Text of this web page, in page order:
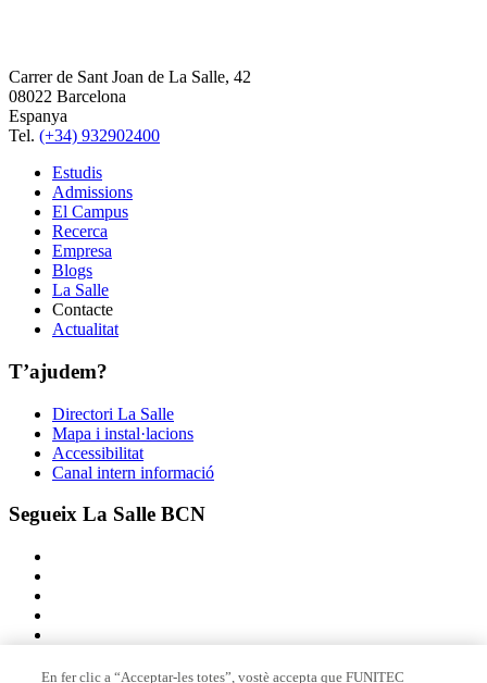
Carrer de Sant Joan de La Salle, 42
08022 Barcelona
Espanya
Tel. (+34) 932902400
Estudis
Admissions
El Campus
Recerca
Empresa
Blogs
La Salle
Contacte
Actualitat
T’ajudem?
Directori La Salle
Mapa i instal·lacions
Accessibilitat
Canal intern informació
Segueix La Salle BCN
En fer clic a “Acceptar-les totes”, vostè accepta que FUNITEC